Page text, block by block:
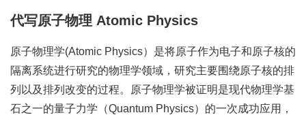
代写原子物理 Atomic Physics
原子物理学(Atomic Physics）是将原子作为电子和原子核的
隔离系统进行研究的物理学领域，研究主要围绕原子核的排
列以及排列改变的过程。原子物理学被证明是现代物理学基
石之一的量子力学（Quantum Physics）的一次成功应用，